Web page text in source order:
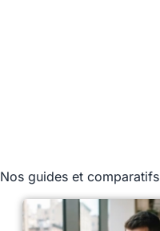
Nos guides et comparatifs